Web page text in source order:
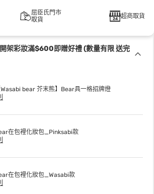
屈臣氏門市
取貨
超商取貨
架彩妝滿$600即贈好禮 (數量有限 送完
Wasabi bear 芥末熊】Bear具一格招牌燈
在包裡化妝包_Pinksabi款
在包裡化妝包_Wasabi款